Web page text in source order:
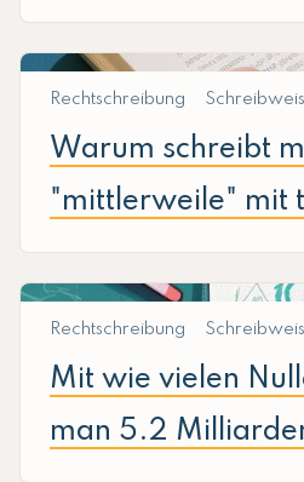
Rechtschreibung
Warum schreibt
"mittlerweile" mit
Rechtschreibung
Mit wie vielen
man 5.2